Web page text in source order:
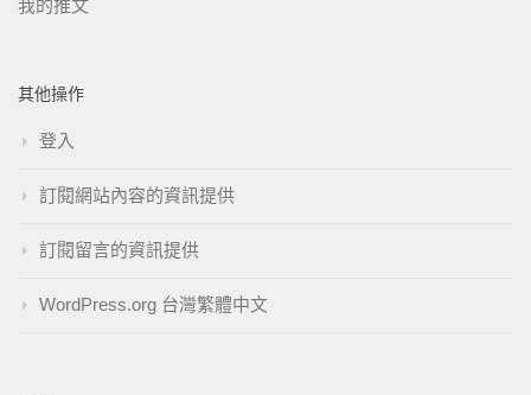
我的推文
其他操作
登入
訂閱網站內容的資訊提供
訂閱留言的資訊提供
WordPress.org 台灣繁體中文